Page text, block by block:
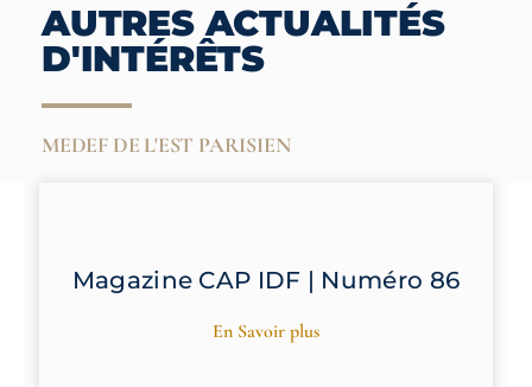
AUTRES ACTUALITÉS
D'INTÉRÊTS
MEDEF DE L'EST PARISIEN
Magazine CAP IDF | Numéro 86
En Savoir plus